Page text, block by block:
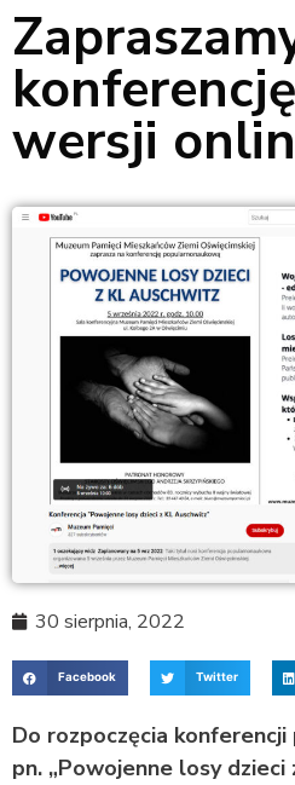
wersji
30 sierpnia, 2022
Facebook Twitter
Do rozpoczęcia
pn. „Powojenne losy dzieci